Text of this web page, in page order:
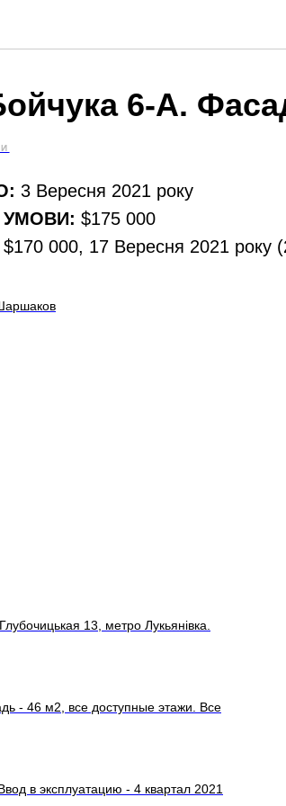
6-А.
3 Вересня 2021 року
УМОВИ: $175 000
$170 000, 17 Вересня 2021 року
13, метро Лукьянівка.
- 46 м2, все доступные этажи. Все
в эксплуатацию - 4 квартал 2021